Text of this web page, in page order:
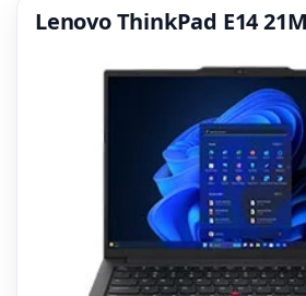
Lenovo ThinkPad E14